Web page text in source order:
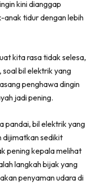
kini dianggap
anak tidur dengan lebih
kita rasa tidak selesa,
bil elektrik yang
penghawa dingin
jadi pening.
pandai, bil elektrik yang
dijimatkan sedikit
pening kepala melihat
langkah bijak yang
penyaman udara di